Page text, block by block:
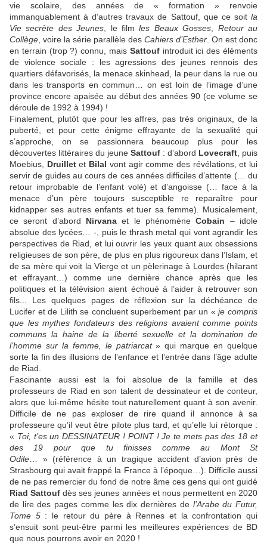
vie scolaire, des années de « formation » renvoie
immanquablement à d’autres travaux de Sattouf, que ce soit la
Vie secrète des Jeunes , le filmles Beaux Gosses
Retour au
Collège , voire la série parallèle des Cahiers d’Esther . On est donc
en terrain (trop ?) connu, mais Sattoufintroduit ici des éléments
de violence sociale : les agressions des jeunes rennois des
quartiers défavorisés, la menace skinhead, la peur dans la rue ou
dans les transports en commun… on est loin de l’image d’une
province encore apaisée au début des années 90 (ce volume se
déroule de 1992 à 1994) !
Finalement, plutôt que pour les affres, pas très originaux, de la
puberté, et pour cette énigme effrayante de la sexualité qui
s’approche, on se passionnera beaucoup plus pour les
découvertes littéraires du jeune Sattouf : d’abord Lovecraft , puis
Moebius, Druilletet Bilal vont agir comme des révélations, et lui
servir de guides au cours de ces années difficiles d’attente (… du
retour improbable de l’enfant volé) et d’angoisse (… face à la
menace d’un père toujours susceptible re reparaître pour
kidnapper ses autres enfants et tuer sa femme). Musicalement,
ce seront d’abord Nirvana et le phénomèneCobain – idole
absolue des lycées… -, puis le thrash metal qui vont agrandir les
perspectives de Riad, et lui ouvrir les yeux quant aux obsessions
religieuses de son père, de plus en plus rigoureux dans l’Islam, et
de sa mère qui voit la Vierge et un pèlerinage à Lourdes (hilarant
et effrayant…) comme une dernière chance après que les
politiques et la télévision aient échoué à l’aider à retrouver son
fils... Les quelques pages de réflexion sur la déchéance de
Lucifer et de Lilith se concluent superbement par un «je compris
que les mythes fondateurs des religions avaient comme points
communs la haine de la liberté sexuelle et la domination de
l’homme sur la femme, le patriarcat» qui marque en quelque
sorte la fin des illusions de l’enfance et l’entrée dans l’âge adulte
de Riad.
Fascinante aussi est la foi absolue de la famille et des
professeurs de Riad en son talent de dessinateur et de conteur,
alors que lui-même hésite tout naturellement quant à son avenir.
Difficile de ne pas exploser de rire quand il annonce à sa
professeure qu’il veut être pilote plus tard, et qu’elle lui rétorque :
« Toi, t’es un DESSINATEUR ! POINT ! Je te mets pas des 18 et
des 19 pour que tu finisses comme au Mont St
Odile … » (référence à un tragique accident d’avion près de
Strasbourg qui avait frappé la France à l’époque…). Difficile aussi
de ne pas remercier du fond de notre âme ces gens qui ont guidé
Riad Sattouf dès ses jeunes années et nous permettent en 2020
de lire des pages comme les dix dernières de l’Arabe du Futur,
Tome 5: le retour du père à Rennes et la confrontation qui
s’ensuit sont peut-être parmi les meilleures expériences de BD
que nous pourrons avoir en 2020 !